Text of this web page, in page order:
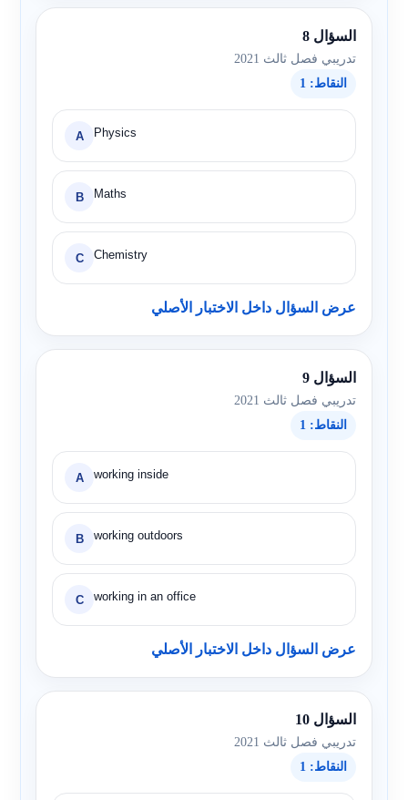
السؤال 8
تدريبي فصل ثالث 2021
النقاط: 1
A Physics
B Maths
C Chemistry
عرض السؤال داخل الاختبار الأصلي
السؤال 9
تدريبي فصل ثالث 2021
النقاط: 1
A working inside
B working outdoors
C working in an office
عرض السؤال داخل الاختبار الأصلي
السؤال 10
تدريبي فصل ثالث 2021
النقاط: 1